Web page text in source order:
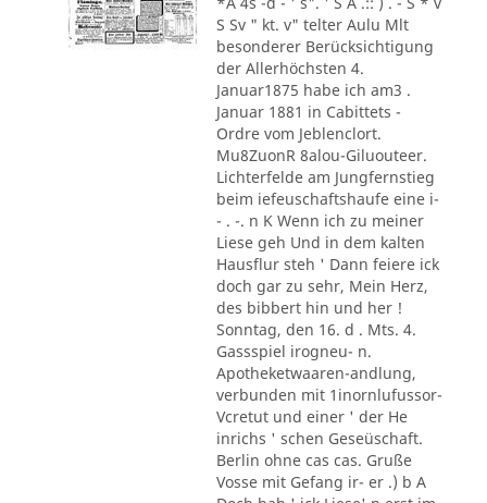
S Sv " kt. v" telter Aulu Mlt
besonderer Berücksichtigung
der Allerhöchsten 4.
Januar1875 habe ich am3 .
Januar 1881 in Cabittets -
Ordre vom Jeblenclort.
Mu8ZuonR 8alou-Giluouteer.
Lichterfelde am Jungfernstieg
beim iefeuschaftshaufe eine i-
- . -. n K Wenn ich zu meiner
Liese geh Und in dem kalten
Hausflur steh ' Dann feiere ick
doch gar zu sehr, Mein Herz,
des bibbert hin und her !
Sonntag, den 16. d . Mts. 4.
Gassspiel irogneu- n.
Apotheketwaaren-andlung,
verbunden mit 1inornlufussor-
Vcretut und einer ' der He
inrichs ' schen Geseüschaft.
Berlin ohne cas cas. Gruße
Vosse mit Gefang ir- er .) b A